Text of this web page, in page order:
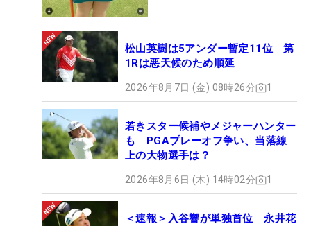
松山英樹は5アンダー暫定11位 第
1Rは悪天候のため順延
2026年8月7日 (金) 08時26分 1
若きスター候補やメジャーハンター
も PGAプレーオフ争い、当落線
上の大物選手は？
2026年8月6日 (木) 14時02分 1
＜速報＞入谷響が単独首位 永井花